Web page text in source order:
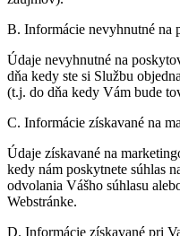
B. Informácie nevyhnutné na
Údaje nevyhnutné na
dňa kedy ste si Službu
(t.j. do dňa kedy Vám bude
C. Informácie získavané na
Údaje získavané na
kedy nám poskytnete súhlas
odvolania Vášho súhlasu
Webstránke.
D. Informácie získavané pri